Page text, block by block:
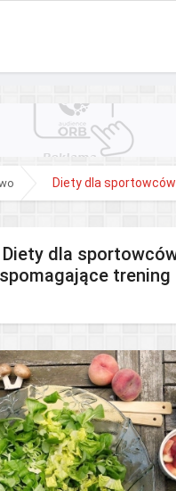
Diety dla sportowców
dla
trening